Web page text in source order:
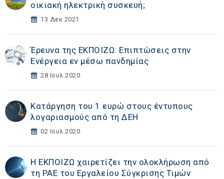
οικιακή ηλεκτρική συσκευή;
13 Δεκ 2021
Έρευνα της ΕΚΠΟΙΖΩ: Επιπτώσεις στην
Ενέργεια εν μέσω πανδημίας
28 Ιουλ 2020
Κατάργηση του 1 ευρώ στους έντυπους
λογαριασμούς από τη ΔΕΗ
02 Ιουλ 2020
Η ΕΚΠΟΙΖΩ χαιρετίζει την ολοκλήρωση από
τη ΡΑΕ του Εργαλείου Σύγκρισης Τιμών